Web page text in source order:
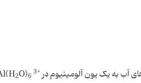
آب به یک یون آلومینیوم در 2O)6 3+